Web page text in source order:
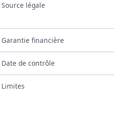
Source légale
Garantie financière
Date de contrôle
Limites